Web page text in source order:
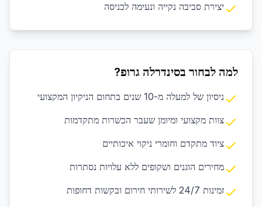
יצירת סביבה נקייה ונעימה לכניסה
למה לבחור בסינדרלה גרופ?
ניסיון של למעלה מ-10 שנים בתחום הניקיון המקצועי
צוות מקצועי ומיומן שעבר הכשרות מתקדמות
ציוד מתקדם וחומרי ניקוי איכותיים
מחירים הוגנים ושקופים ללא עלויות נסתרות
זמינות 24/7 לשירותי חירום ובקשות דחופות